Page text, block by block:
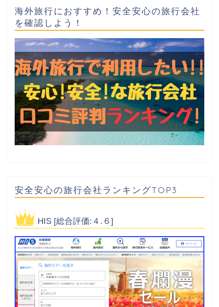
海外旅行におすすめ！安全安心の旅行会社
を確認しよう！
安全安心の旅行会社ランキングTOP3
HIS [総合評価:４.６]